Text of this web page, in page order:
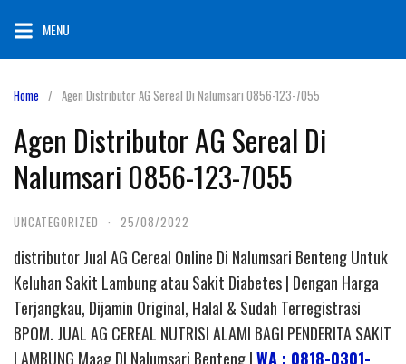
content
MENU
Home Agen Distributor AG Sereal Di Nalumsari 0856-123-7055
Agen Distributor AG Sereal Di
Nalumsari 0856-123-7055
UNCATEGORIZED · 25/08/2022
distributor Jual AG Cereal Online Di Nalumsari Benteng Untuk
Keluhan Sakit Lambung atau Sakit Diabetes | Dengan Harga
Terjangkau, Dijamin Original, Halal & Sudah Terregistrasi
BPOM. JUAL AG CEREAL NUTRISI ALAMI BAGI PENDERITA SAKIT
LAMBUNG Maag DI Nalumsari Benteng |WA : 0818-0301-